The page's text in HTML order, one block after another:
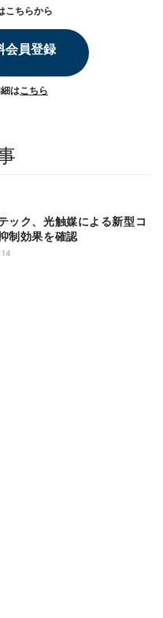
こちらから
会員登録
はこちら
ック、光触媒による新型コ
制効果を確認